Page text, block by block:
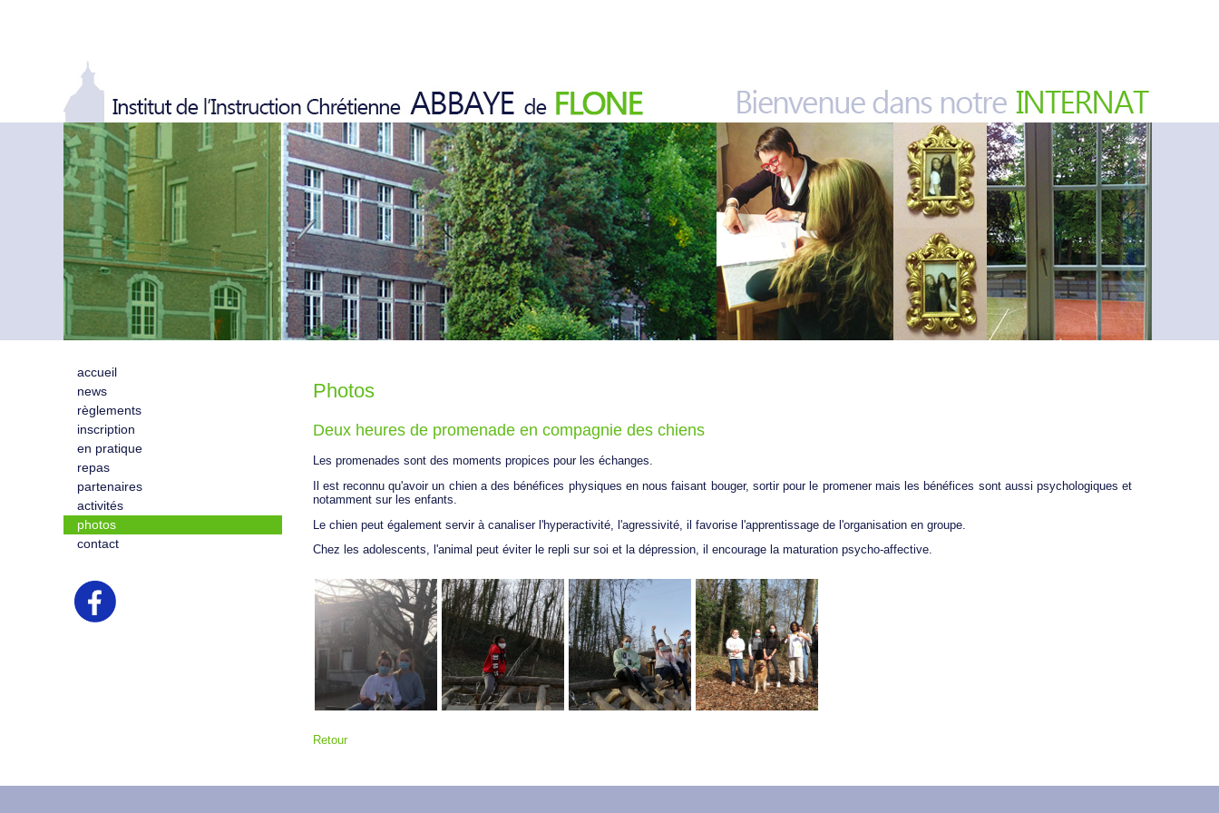
accueil
news
règlements
inscription
en pratique
repas
partenaires
activités
photos
contact
Photos
Deux heures de promenade en compagnie des chiens
Les promenades sont des moments propices pour les échanges.
Il est reconnu qu'avoir un chien a des bénéfices physiques en nous faisant bouger, sortir pour le promener mais les bénéfices sont aussi psychologiques et
notamment sur les enfants.
Le chien peut également servir à canaliser l'hyperactivité, l'agressivité, il favorise l'apprentissage de l'organisation en groupe.
Chez les adolescents, l'animal peut éviter le repli sur soi et la dépression, il encourage la maturation psycho-affective.
Retour